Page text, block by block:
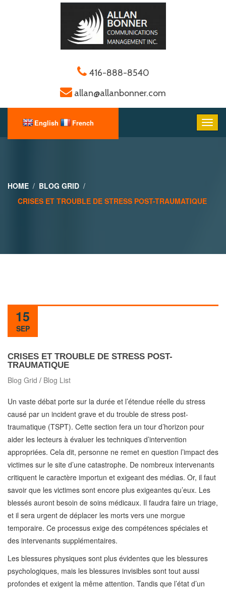
416-888-8540
allan@allanbonner.com
HOME
BLOG GRID
CRISES ET TROUBLE DE STRESS POST-TRAUMATIQUE
15
SEP
CRISES ET TROUBLE DE STRESS POST-
TRAUMATIQUE
Blog Grid / Blog List
Un vaste débat porte sur la durée et l’étendue réelle du stress
causé par un incident grave et du trouble de stress post-
traumatique (TSPT). Cette section fera un tour d’horizon pour
aider les lecteurs à évaluer les techniques d’intervention
appropriées. Cela dit, personne ne remet en question l’impact des
victimes sur le site d’une catastrophe. De nombreux intervenants
critiquent le caractère importun et exigeant des médias. Or, il faut
savoir que les victimes sont encore plus exigeantes qu’eux. Les
blessés auront besoin de soins médicaux. Il faudra faire un triage,
et il sera urgent de déplacer les morts vers une morgue
temporaire. Ce processus exige des compétences spéciales et
des intervenants supplémentaires.
Les blessures physiques sont plus évidentes que les blessures
psychologiques, mais les blessures invisibles sont tout aussi
profondes et exigent la même attention. Tandis que l’état d’un